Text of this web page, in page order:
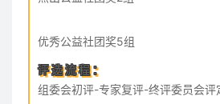
优秀公益社团奖5组
评选流程：
组委会初评-专家复评-终评委员会评